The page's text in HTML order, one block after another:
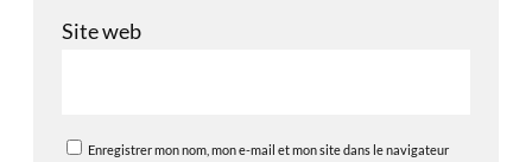
Site web
Enregistrer mon nom, mon e-mail et mon site dans le navigateur